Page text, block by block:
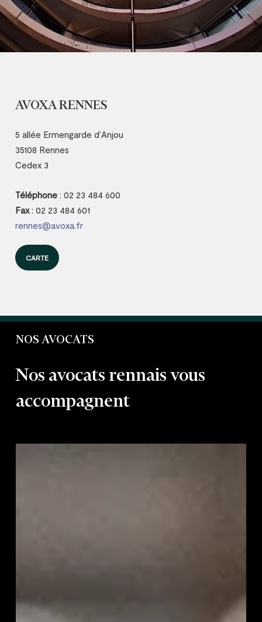
AVOXA RENNES
5 allée Ermengarde d’Anjou
35108 Rennes
Cedex 3
Téléphone: 02 23 484 600
Fax: 02 23 484 601
rennes@avoxa.fr
CARTE
NOS AVOCATS
Nos avocats rennais vous
accompagnent